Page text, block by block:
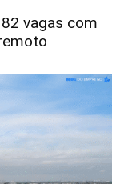
vagas com